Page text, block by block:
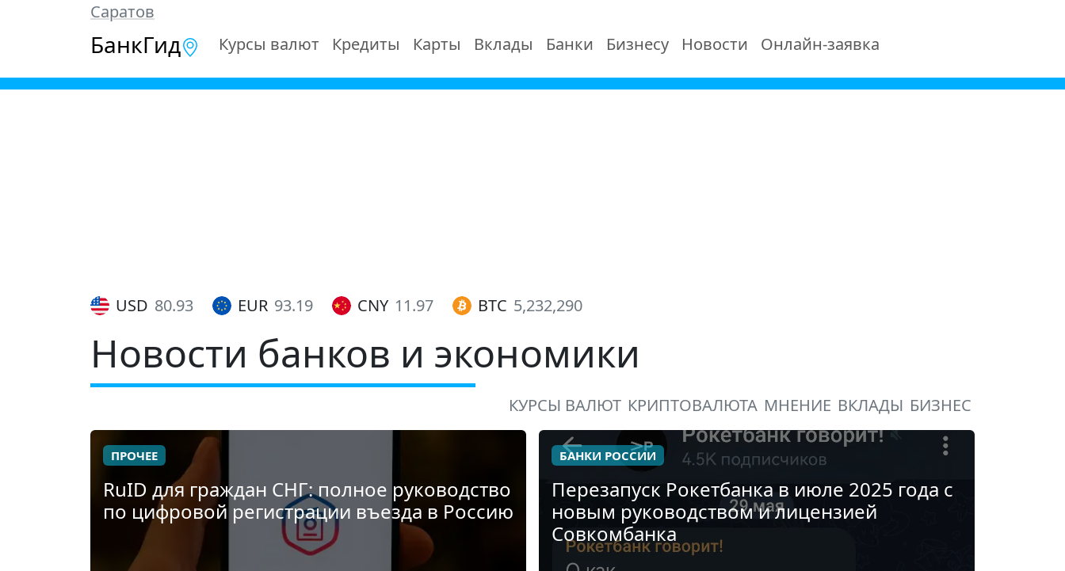
Саратов
БанкГид Курсы валют Кредиты Карты Вклады Банки Бизнесу Новости Онлайн-заявка
USD 80.93 EUR 93.19 CNY 11.97 BTC 5,232,290
Новости банков и экономики
КУРСЫ ВАЛЮТ КРИПТОВАЛЮТА МНЕНИЕ ВКЛАДЫ БИЗНЕС
ПРОЧЕЕ
RuID для граждан СНГ: полное руководство
по цифровой регистрации въезда в Россию
БАНКИ РОССИИ
Перезапуск Рокетбанка в июле 2025 года с
новым руководством и лицензией
Совкомбанка